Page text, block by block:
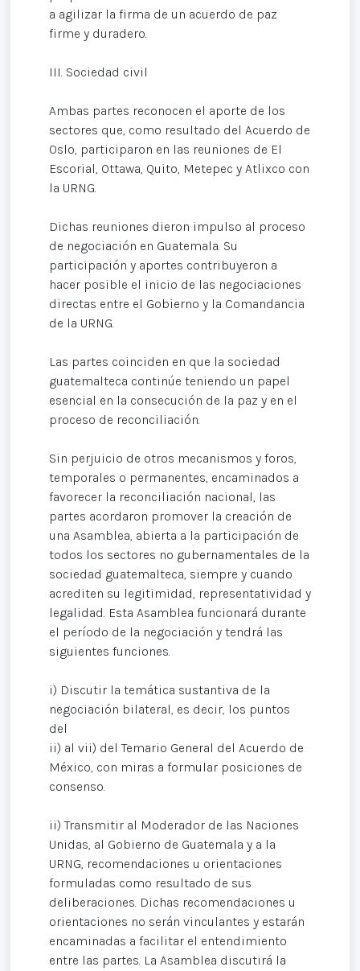
a agilizar la firma de un acuerdo de paz
firme y duradero.
III. Sociedad civil
Ambas partes reconocen el aporte de los
sectores que, como resultado del Acuerdo de
Oslo, participaron en las reuniones de El
Escorial, Ottawa, Quito, Metepec y Atlixco con
la URNG.
Dichas reuniones dieron impulso al proceso
de negociación en Guatemala. Su
participación y aportes contribuyeron a
hacer posible el inicio de las negociaciones
directas entre el Gobierno y la Comandancia
de la URNG.
Las partes coinciden en que la sociedad
guatemalteca continúe teniendo un papel
esencial en la consecución de la paz y en el
proceso de reconciliación.
Sin perjuicio de otros mecanismos y foros,
temporales o permanentes, encaminados a
favorecer la reconciliación nacional, las
partes acordaron promover la creación de
una Asamblea, abierta a la participación de
todos los sectores no gubernamentales de la
sociedad guatemalteca, siempre y cuando
acrediten su legitimidad, representatividad y
legalidad. Esta Asamblea funcionará durante
el período de la negociación y tendrá las
siguientes funciones.
i) Discutir la temática sustantiva de la
negociación bilateral, es decir, los puntos
del
ii) al vii) del Temario General del Acuerdo de
México, con miras a formular posiciones de
consenso.
ii) Transmitir al Moderador de las Naciones
Unidas, al Gobierno de Guatemala y a la
URNG, recomendaciones u orientaciones
formuladas como resultado de sus
deliberaciones. Dichas recomendaciones u
orientaciones no serán vinculantes y estarán
encaminadas a facilitar el entendimiento
entre las partes. La Asamblea discutirá la